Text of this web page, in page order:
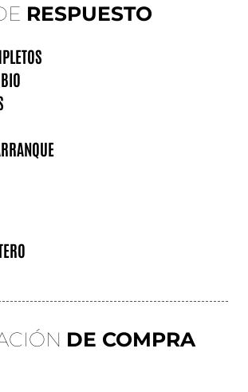
RESPUESTO
DE COMPRA